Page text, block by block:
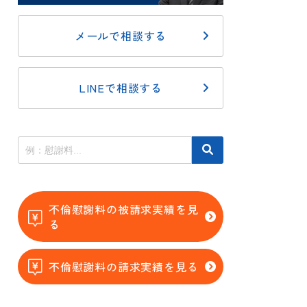
メールで相談する
LINEで相談する
不倫慰謝料の被請求実績を見
る
不倫慰謝料の請求実績を見る